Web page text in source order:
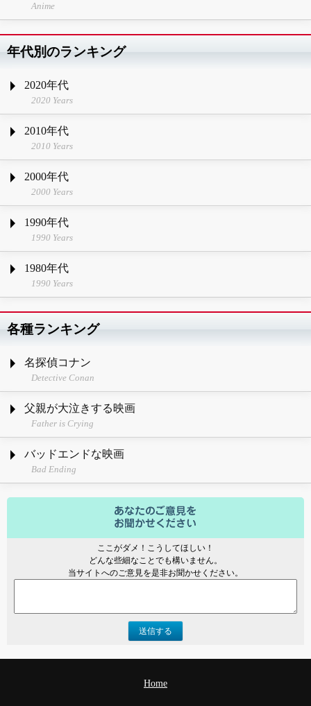
Anime
年代別のランキング
2020年代
2020 Years
2010年代
2010 Years
2000年代
2000 Years
1990年代
1990 Years
1980年代
1990 Years
各種ランキング
名探偵コナン
Detective Conan
父親が大泣きする映画
Father is Crying
バッドエンドな映画
Bad Ending
ここがダメ！こうしてほしい！
どんな些細なことでも構いません。
当サイトへのご意見を是非お聞かせください。
送信する
Home